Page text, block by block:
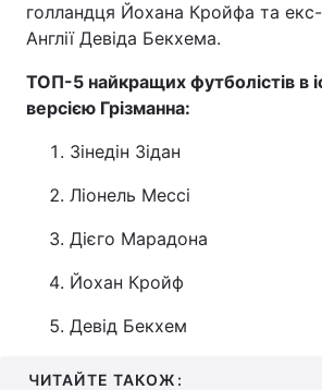
голландця Йохана Кройфа та екс-
Англії Девіда Бекхема.
ТОП-5 найкращих футболістів в
версією Грізманна:
Зінедін Зідан
Ліонель Мессі
Дієго Марадона
Йохан Кройф
Девід Бекхем
ЧИТАЙТЕ ТАКОЖ: